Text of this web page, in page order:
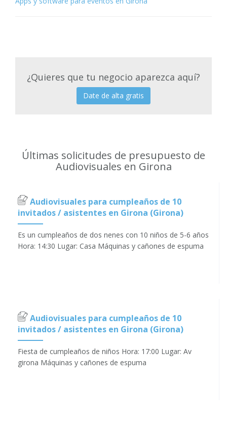
¿Quieres que tu negocio aparezca aquí?
Date de alta gratis
Últimas solicitudes de presupuesto de
Audiovisuales en Girona
Audiovisuales para cumpleaños de 10
invitados / asistentes en Girona (Girona)
Es un cumpleaños de dos nenes con 10 niños de 5-6 años
Hora: 14:30 Lugar: Casa Máquinas y cañones de espuma
Audiovisuales para cumpleaños de 10
invitados / asistentes en Girona (Girona)
Fiesta de cumpleaños de niños Hora: 17:00 Lugar: Av
girona Máquinas y cañones de espuma